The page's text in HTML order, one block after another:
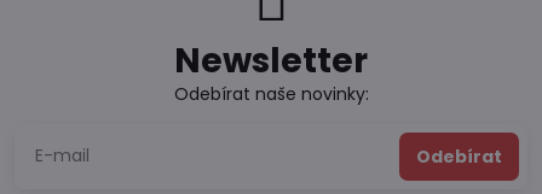
Newsletter
Odebírat naše novinky:
Odebírat